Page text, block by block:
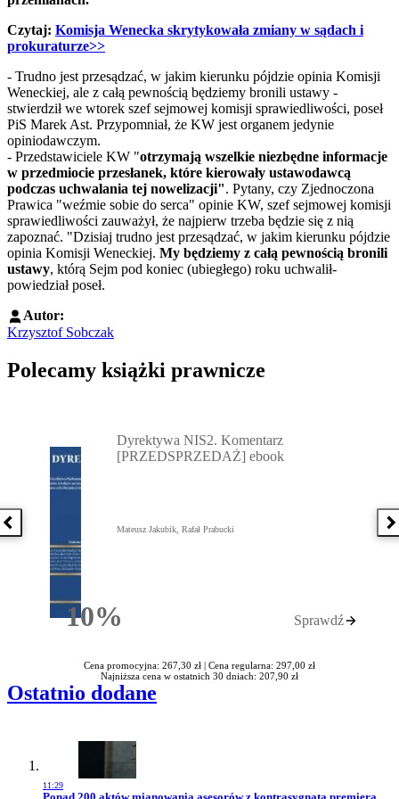
Czytaj: Komisja Wenecka skrytykowała zmiany w sądach i
prokuraturze>>
- Trudno jest przesądzać, w jakim kierunku pójdzie opinia Komisji
Weneckiej, ale z całą pewnością będziemy bronili ustawy -
stwierdził we wtorek szef sejmowej komisji sprawiedliwości, poseł
PiS Marek Ast. Przypomniał, że KW jest organem jedynie
opiniodawczym.
- Przedstawiciele KW "otrzymają wszelkie niezbędne informacje
w przedmiocie przesłanek, które kierowały ustawodawcą
podczas uchwalania tej nowelizacji". Pytany, czy Zjednoczona
Prawica "weźmie sobie do serca" opinie KW, szef sejmowej komisji
sprawiedliwości zauważył, że najpierw trzeba będzie się z nią
zapoznać. "Dzisiaj trudno jest przesądzać, w jakim kierunku pójdzie
opinia Komisji Weneckiej. My będziemy z całą pewnością bronili
ustawy, którą Sejm pod koniec (ubiegłego) roku uchwalił-
powiedział poseł.
Autor:
Krzysztof Sobczak
Polecamy książki prawnicze
Poprzednia książka
10%Rabatu
Dyrektywa NIS2. Komentarz
[PRZEDSPRZEDAŻ] ebook
Mateusz Jakubik, Rafał Prabucki
Sprawdź
Cena promocyjna: 267,30 zł | Cena regularna: 297,00 zł
Najniższa cena w ostatnich 30 dniach: 207,90 zł
Ostatnio dodane
11:29
Przejdź do artykułu: